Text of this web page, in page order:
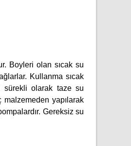
Boyleri olan sıcak su
Kullanma sıcak
sürekli olarak taze su
malzemeden yapılarak
Gereksiz su